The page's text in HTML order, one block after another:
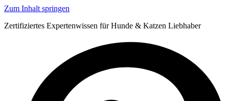
Zum Inhalt springen
Zertifiziertes Expertenwissen für Hunde & Katzen Liebhaber